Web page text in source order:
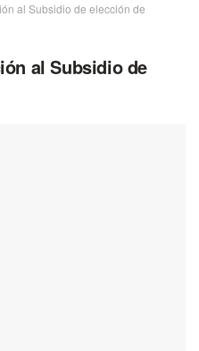
al Subsidio de elección de
al Subsidio de